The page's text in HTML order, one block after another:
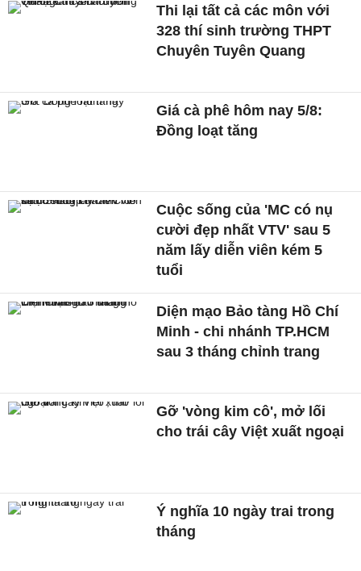
Thi lại tất cả các môn với
328 thí sinh trường THPT
Chuyên Tuyên Quang
Giá cà phê hôm nay 5/8:
Đồng loạt tăng
Cuộc sống của 'MC có nụ
cười đẹp nhất VTV' sau 5
năm lấy diễn viên kém 5
tuổi
Diện mạo Bảo tàng Hồ Chí
Minh - chi nhánh TP.HCM
sau 3 tháng chỉnh trang
Gỡ 'vòng kim cô', mở lối
cho trái cây Việt xuất ngoại
Ý nghĩa 10 ngày trai trong
tháng